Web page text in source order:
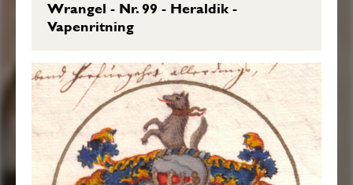
Wrangel - Nr. 99 - Heraldik -
Vapenritning